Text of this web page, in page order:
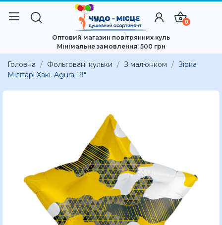
0
Оптовий магазин повітрянних куль
Мінімальне замовлення: 500 грн
Головна Фольговані кульки З малюнком
Зірка
Мілітарі Хакі. Agura 19"